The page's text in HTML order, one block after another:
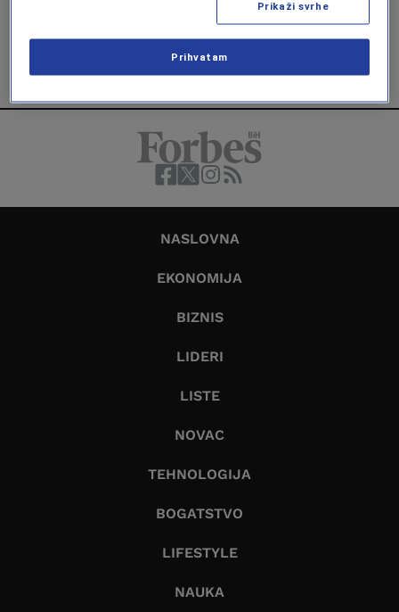
NASLOVNA
EKONOMIJA
BIZNIS
LIDERI
LISTE
NOVAC
TEHNOLOGIJA
BOGATSTVO
LIFESTYLE
NAUKA
Prikaži svrhe
Prihvatam